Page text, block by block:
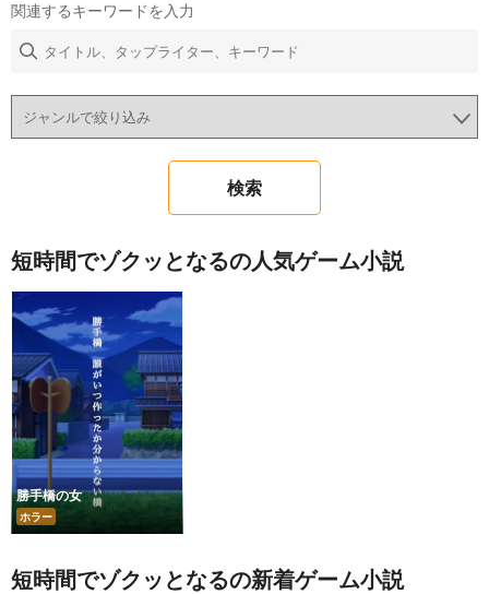
関連するキーワードを入力
短時間でゾクッとなるの人気ゲーム小説
勝手橋の女
ホラー
短時間でゾクッとなるの新着ゲーム小説